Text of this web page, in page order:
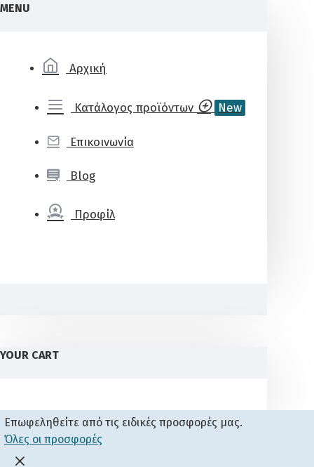
MENU
Αρχική
Κατάλογος προϊόντων New
Επικοινωνία
Blog
Προφίλ
YOUR CART
Επωφεληθείτε από τις ειδικές προσφορές μας.
Όλες οι προσφορές